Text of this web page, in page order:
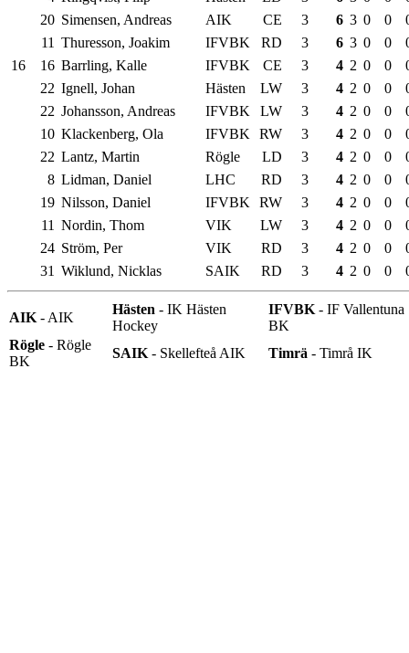
20 Simensen, Andreas AIK CE 3 6 3 0 0
11 Thuresson, Joakim IFVBK RD 3 6 3 0 0
16
16 Barrling, Kalle IFVBK CE 3 4 2 0 0
22 Ignell, Johan Hästen LW 3 4 2 0 0
22 Johansson, Andreas IFVBK LW 3 4 2 0 0
10 Klackenberg, Ola IFVBK RW 3 4 2 0 0
22 Lantz, Martin Rögle LD 3 4 2 0 0
8 Lidman, Daniel LHC RD 3 4 2 0 0
19 Nilsson, Daniel IFVBK RW 3 4 2 0 0
11 Nordin, Thom VIK LW 3 4 2 0 0
24 Ström, Per VIK RD 3 4 2 0 0
31 Wiklund, Nicklas SAIK RD 3 4 2 0 0
AIK - AIK
Hästen - IK Hästen
Hockey
IFVBK - IF Vallentuna
BK
Rögle - Rögle
BK
SAIK - Skellefteå AIK Timrä - Timrå IK